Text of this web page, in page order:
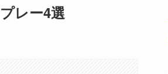
レー4選